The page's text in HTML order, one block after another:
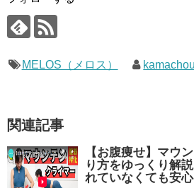
MELOS（メロス） kamachou
関連記事
【お腹痩せ】マウ
り方をゆっくり解
れていなくても安心